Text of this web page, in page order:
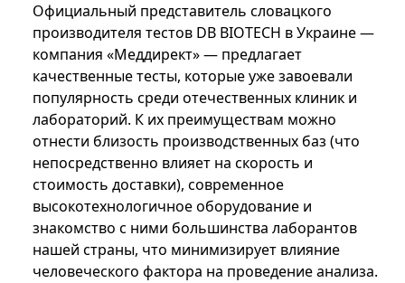
Официальный представитель словацкого
производителя тестов DB BIOTECH в Украине —
компания «Меддирект» — предлагает
качественные тесты, которые уже завоевали
популярность среди отечественных клиник и
лабораторий. К их преимуществам можно
отнести близость производственных баз (что
непосредственно влияет на скорость и
стоимость доставки), современное
высокотехнологичное оборудование и
знакомство с ними большинства лаборантов
нашей страны, что минимизирует влияние
человеческого фактора на проведение анализа.